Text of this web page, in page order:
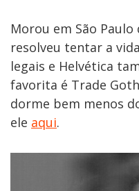
Morou em São Paulo
resolveu tentar a
legais e Helvética
favorita é Trade
dorme bem menos
ele aqui.